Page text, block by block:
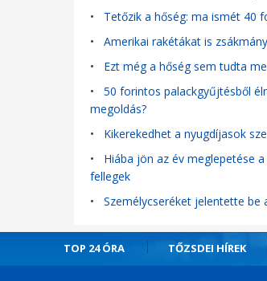
• Tetőzik a hőség: ma ismét 40
• Amerikai rakétákat is
• Ezt még a hőség sem tudta
• 50 forintos palackgyűjtésből
megoldás?
• Kikerekedhet a nyugdíjasok
• Hiába jön az év meglepetése
fellegek
• Személycseréket jelentette be
TOP 24 ÓRA TŐZSDEI HÍREK